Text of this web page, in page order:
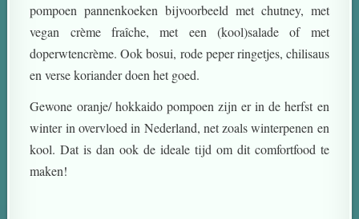
pompoen pannenkoeken bijvoorbeeld met chutney, met
vegan crème fraîche, met een (kool)salade of met
doperwtencrème. Ook bosui, rode peper ringetjes, chilisaus
en verse koriander doen het goed.
Gewone oranje/ hokkaido pompoen zijn er in de herfst en
winter in overvloed in Nederland, net zoals winterpenen en
kool. Dat is dan ook de ideale tijd om dit comfortfood te
maken!